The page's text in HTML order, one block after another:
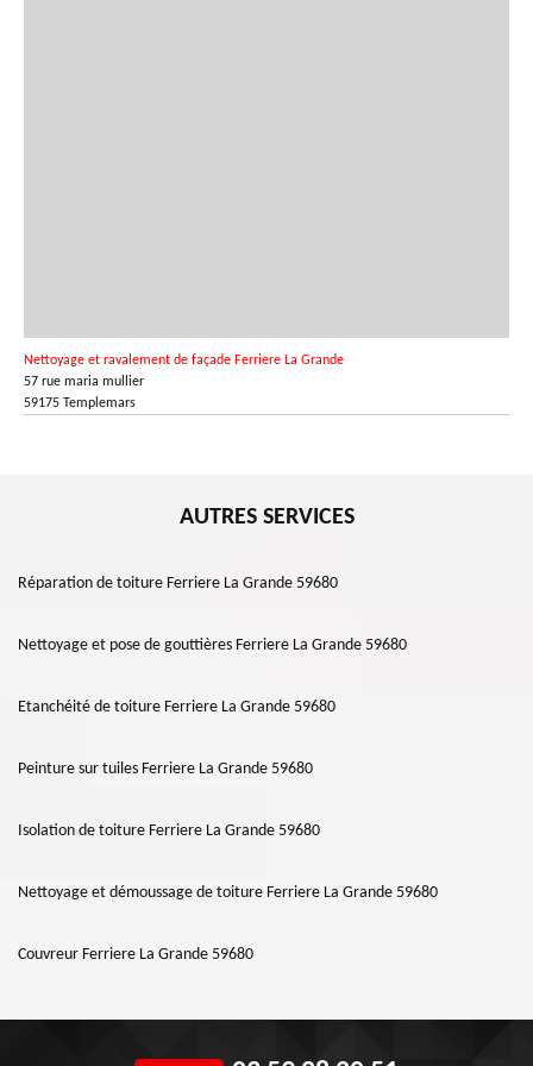
Nettoyage et ravalement de façade Ferriere La Grande
57 rue maria mullier
59175 Templemars
AUTRES SERVICES
Réparation de toiture Ferriere La Grande 59680
Nettoyage et pose de gouttières Ferriere La Grande 59680
Etanchéité de toiture Ferriere La Grande 59680
Peinture sur tuiles Ferriere La Grande 59680
Isolation de toiture Ferriere La Grande 59680
Nettoyage et démoussage de toiture Ferriere La Grande 59680
Couvreur Ferriere La Grande 59680